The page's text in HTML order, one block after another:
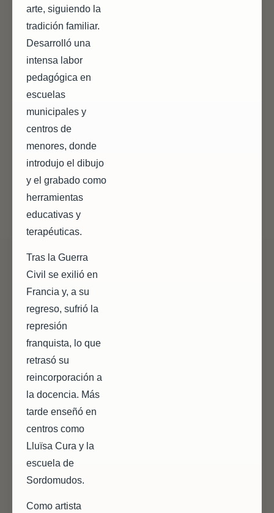
arte, siguiendo la
tradición familiar.
Desarrolló una
intensa labor
pedagógica en
escuelas
municipales y
centros de
menores, donde
introdujo el dibujo
y el grabado como
herramientas
educativas y
terapéuticas.
Tras la Guerra
Civil se exilió en
Francia y, a su
regreso, sufrió la
represión
franquista, lo que
retrasó su
reincorporación a
la docencia. Más
tarde enseñó en
centros como
Lluïsa Cura y la
escuela de
Sordomudos.
Como artista